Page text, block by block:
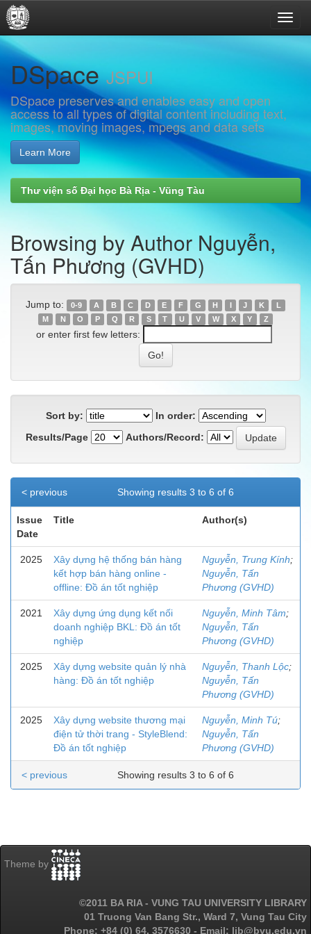
Skip
navigation
DSpaceJSPUI
DSpace preserves and enables easy and open
access to all types of digital content including text,
images, moving images, mpegs and data sets
Learn More
Thư viện số Đại học Bà Rịa - Vũng Tàu
Browsing by Author Nguyễn,
Tấn Phương (GVHD)
Jump to: 0-9 A B C D E F G H I J K
L
M
N O P Q R S T U V W X Y Z
or enter first few letters:
Sort by:
In order:
Results/Page
Authors/Record:
Showing results 3 to 6 of 6
< previous
Issue
Date
Title Author(s)
2025
Xây dựng hệ thống bán hàng
kết hợp bán hàng online -
offline: Đồ án tốt nghiệp
Nguyễn, Trung Kính;
Nguyễn, Tấn
Phương (GVHD)
2021
Xây dựng ứng dụng kết nối
doanh nghiệp BKL: Đồ án tốt
nghiệp
Nguyễn, Minh Tâm;
Nguyễn, Tấn
Phương (GVHD)
2025
Xây dựng website quản lý nhà
hàng: Đồ án tốt nghiệp
Nguyễn, Thanh Lộc;
Nguyễn, Tấn
Phương (GVHD)
2025
Xây dựng website thương mại
điện tử thời trang - StyleBlend:
Đồ án tốt nghiệp
Nguyễn, Minh Tú;
Nguyễn, Tấn
Phương (GVHD)
Showing results 3 to 6 of 6
< previous
Theme by
©2011 BA RIA - VUNG TAU UNIVERSITY LIBRARY
01 Truong Van Bang Str., Ward 7, Vung Tau City
Phone: +84 (0) 64. 3576630 - Email: lib@bvu.edu.vn